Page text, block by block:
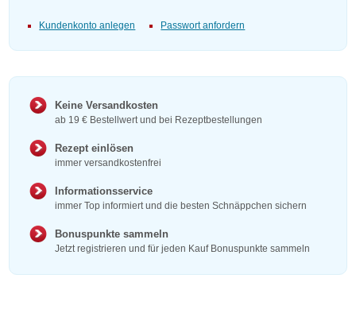
Kundenkonto anlegen Passwort anfordern
Keine Versandkosten
ab 19 € Bestellwert und bei Rezeptbestellungen
Rezept einlösen
immer versandkostenfrei
Informationsservice
immer Top informiert und die besten Schnäppchen sichern
Bonuspunkte sammeln
Jetzt registrieren und für jeden Kauf Bonuspunkte sammeln